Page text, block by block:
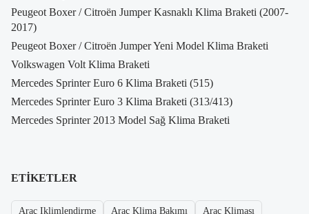
Peugeot Boxer / Citroën Jumper Kasnaklı Klima Braketi (2007-
2017)
Peugeot Boxer / Citroën Jumper Yeni Model Klima Braketi
Volkswagen Volt Klima Braketi
Mercedes Sprinter Euro 6 Klima Braketi (515)
Mercedes Sprinter Euro 3 Klima Braketi (313/413)
Mercedes Sprinter 2013 Model Sağ Klima Braketi
ETIKETLER
Araç Iklimlendirme Araç Klima Bakımı Araç Kliması